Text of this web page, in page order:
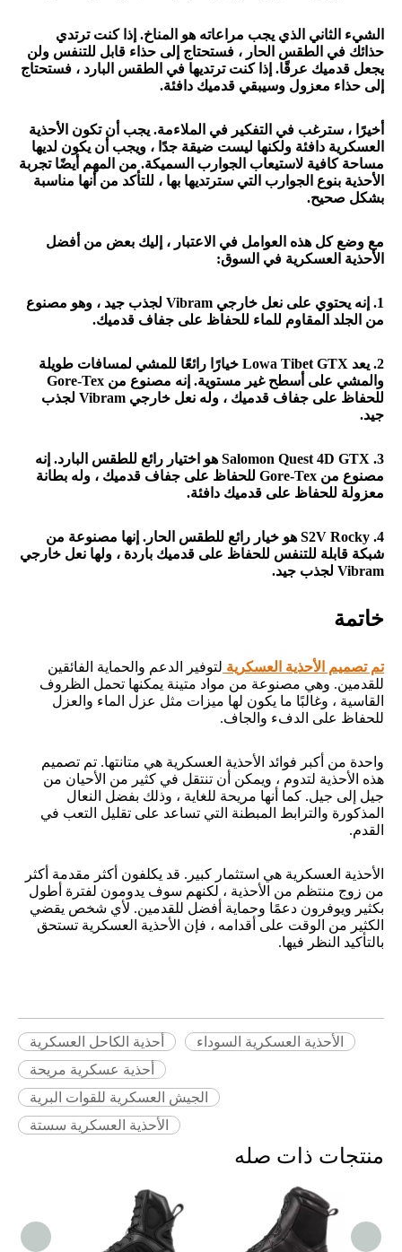
الشيء الثاني الذي يجب مراعاته هو المناخ. إذا كنت ترتدي
حذائك في الطقس الحار ، فستحتاج إلى حذاء قابل للتنفس ولن
يجعل قدميك عرقًا. إذا كنت ترتديها في الطقس البارد ، فستحتاج
إلى حذاء معزول وسيبقي قدميك دافئة.
أخيرًا ، سترغب في التفكير في الملاءمة. يجب أن تكون الأحذية
العسكرية دافئة ولكنها ليست ضيقة جدًا ، ويجب أن يكون لديها
مساحة كافية لاستيعاب الجوارب السميكة. من المهم أيضًا تجربة
الأحذية بنوع الجوارب التي سترتديها بها ، للتأكد من أنها مناسبة
بشكل صحيح.
مع وضع كل هذه العوامل في الاعتبار ، إليك بعض من أفضل
الأحذية العسكرية في السوق:
1. إنه يحتوي على نعل خارجي Vibram لجذب جيد ، وهو مصنوع
من الجلد المقاوم للماء للحفاظ على جفاف قدميك.
2. يعد Lowa Tibet GTX خيارًا رائعًا للمشي لمسافات طويلة
والمشي على أسطح غير مستوية. إنه مصنوع من Gore-Tex
للحفاظ على جفاف قدميك ، وله نعل خارجي Vibram لجذب
جيد.
3. Salomon Quest 4D GTX هو اختيار رائع للطقس البارد. إنه
مصنوع من Gore-Tex للحفاظ على جفاف قدميك ، وله بطانة
معزولة للحفاظ على قدميك دافئة.
4. S2V Rocky هو خيار رائع للطقس الحار. إنها مصنوعة من
شبكة قابلة للتنفس للحفاظ على قدميك باردة ، ولها نعل خارجي
Vibram لجذب جيد.
خاتمة
تم تصميم الأحذية العسكرية لتوفير الدعم والحماية الفائقين
للقدمين. وهي مصنوعة من مواد متينة يمكنها تحمل الظروف
القاسية ، وغالبًا ما يكون لها ميزات مثل عزل الماء والعزل
للحفاظ على الدفء والجاف.
واحدة من أكبر فوائد الأحذية العسكرية هي متانتها. تم تصميم
هذه الأحذية لتدوم ، ويمكن أن تنتقل في كثير من الأحيان من
جيل إلى جيل. كما أنها مريحة للغاية ، وذلك بفضل النعال
المذكورة والترابط المبطنة التي تساعد على تقليل التعب في
القدم.
الأحذية العسكرية هي استثمار كبير. قد يكلفون أكثر مقدمة أكثر
من زوج منتظم من الأحذية ، لكنهم سوف يدومون لفترة أطول
بكثير ويوفرون دعمًا وحماية أفضل للقدمين. لأي شخص يقضي
الكثير من الوقت على أقدامه ، فإن الأحذية العسكرية تستحق
بالتأكيد النظر فيها.
أحذية الكاحل العسكرية
الأحذية العسكرية السوداء
أحذية عسكرية مريحة
الجيش العسكرية للقوات البرية
الأحذية العسكرية سستة
منتجات ذات صله